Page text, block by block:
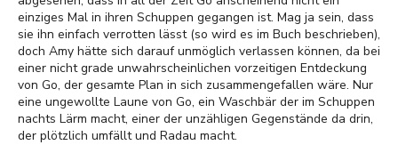
einziges Mal in ihren Schuppen gegangen ist. Mag ja sein, dass
sie ihn einfach verrotten lässt (so wird es im Buch beschrieben),
doch Amy hätte sich darauf unmöglich verlassen können, da bei
einer nicht grade unwahrscheinlichen vorzeitigen Entdeckung
von Go, der gesamte Plan in sich zusammengefallen wäre. Nur
eine ungewollte Laune von Go, ein Waschbär der im Schuppen
nachts Lärm macht, einer der unzähligen Gegenstände da drin,
der plötzlich umfällt und Radau macht.